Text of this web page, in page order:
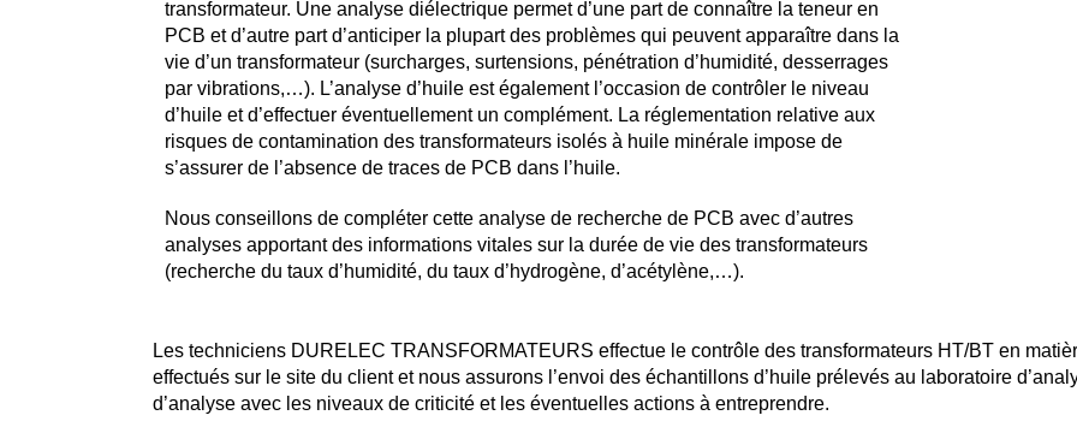
transformateur. Une analyse diélectrique permet d’une part de connaître la teneur en
PCB et d’autre part d’anticiper la plupart des problèmes qui peuvent apparaître dans la
vie d’un transformateur (surcharges, surtensions, pénétration d’humidité, desserrages
par vibrations,…). L’analyse d’huile est également l’occasion de contrôler le niveau
d’huile et d’effectuer éventuellement un complément. La réglementation relative aux
risques de contamination des transformateurs isolés à huile minérale impose de
s’assurer de l’absence de traces de PCB dans l’huile.
Nous conseillons de compléter cette analyse de recherche de PCB avec d’autres
analyses apportant des informations vitales sur la durée de vie des transformateurs
(recherche du taux d’humidité, du taux d’hydrogène, d’acétylène,…).
Les techniciens DURELEC TRANSFORMATEURS effectue le contrôle des transformateurs HT/BT en
effectués sur le site du client et nous assurons l’envoi des échantillons d’huile prélevés au laboratoire
d’analyse avec les niveaux de criticité et les éventuelles actions à entreprendre.